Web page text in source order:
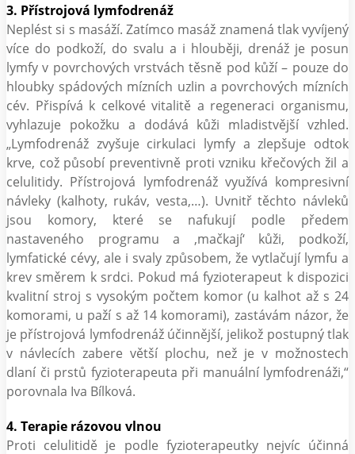
3. Přístrojová lymfodrenáž
Neplést si s masáží. Zatímco masáž znamená tlak vyvíjený
více do podkoží, do svalu a i hlouběji, drenáž je posun
lymfy v povrchových vrstvách těsně pod kůží – pouze do
hloubky spádových mízních uzlin a povrchových mízních
cév. Přispívá k celkové vitalitě a regeneraci organismu,
vyhlazuje pokožku a dodává kůži mladistvější vzhled.
„Lymfodrenáž zvyšuje cirkulaci lymfy a zlepšuje odtok
krve, což působí preventivně proti vzniku křečových žil a
celulitidy. Přístrojová lymfodrenáž využívá kompresivní
návleky (kalhoty, rukáv, vesta,…). Uvnitř těchto návleků
jsou komory, které se nafukují podle předem
nastaveného programu a ‚mačkají‘ kůži, podkoží,
lymfatické cévy, ale i svaly způsobem, že vytlačují lymfu a
krev směrem k srdci. Pokud má fyzioterapeut k dispozici
kvalitní stroj s vysokým počtem komor (u kalhot až s 24
komorami, u paží s až 14 komorami), zastávám názor, že
je přístrojová lymfodrenáž účinnější, jelikož postupný tlak
v návlecích zabere větší plochu, než je v možnostech
dlaní či prstů fyzioterapeuta při manuální lymfodrenáži,“
porovnala Iva Bílková.
4. Terapie rázovou vlnou
Proti celulitidě je podle fyzioterapeutky nejvíc účinná